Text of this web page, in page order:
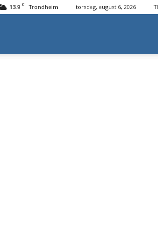
13.9 C Trondheim torsdag, august 6, 2026